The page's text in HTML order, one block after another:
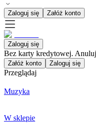
Zaloguj się Załóż konto
Zaloguj się
Bez karty kredytowej.
Załóż konto Zaloguj się
Przeglądaj
Muzyka
W sklepie